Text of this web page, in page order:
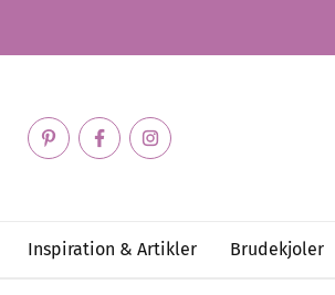
Inspiration & Artikler Brudekjoler